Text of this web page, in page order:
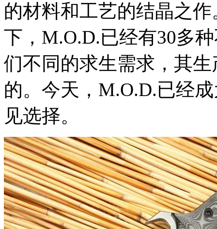
的材料和工艺的结晶之
下，M.O.D.已经有30多
们不同的求生需求，其
的。今天，M.O.D.已经
见选择。